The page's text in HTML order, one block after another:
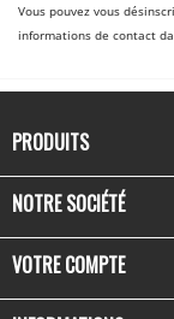
Vous pouvez vous
informations de contact
PRODUITS
NOTRE SOCIÉTÉ
VOTRE COMPTE